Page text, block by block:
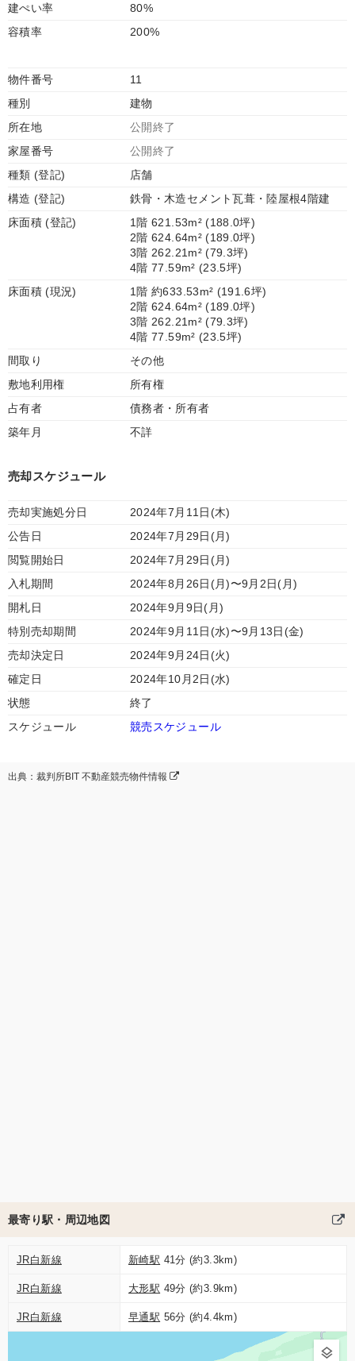
建ぺい率
80%
容積率
200%
物件番号
11
種別
建物
所在地
公開終了
家屋番号
公開終了
種類 (登記)
店舗
構造 (登記)
鉄骨・木造セメント瓦葺・陸屋根4階建
床面積 (登記)
1階 621.53m² (188.0坪)
2階 624.64m² (189.0坪)
3階 262.21m² (79.3坪)
4階 77.59m² (23.5坪)
床面積 (現況)
1階 約633.53m² (191.6坪)
2階 624.64m² (189.0坪)
3階 262.21m² (79.3坪)
4階 77.59m² (23.5坪)
間取り
その他
敷地利用権
所有権
占有者
債務者・所有者
築年月
不詳
売却スケジュール
売却実施処分日
2024年7月11日(木)
公告日
2024年7月29日(月)
閲覧開始日
2024年7月29日(月)
入札期間
2024年8月26日(月)〜9月2日(月)
開札日
2024年9月9日(月)
特別売却期間
2024年9月11日(水)〜9月13日(金)
売却決定日
2024年9月24日(火)
確定日
2024年10月2日(水)
状態
終了
スケジュール
競売スケジュール
出典：裁判所BIT 不動産競売物件情報
最寄り駅・周辺地図
JR白新線 新崎駅 41分 (約3.3km)
JR白新線 大形駅 49分 (約3.9km)
JR白新線 早通駅 56分 (約4.4km)